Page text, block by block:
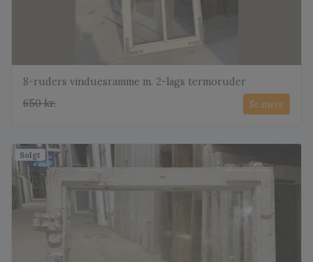
8-ruders vinduesramme m. 2-lags termoruder
650 kr.
Se mere
Solgt